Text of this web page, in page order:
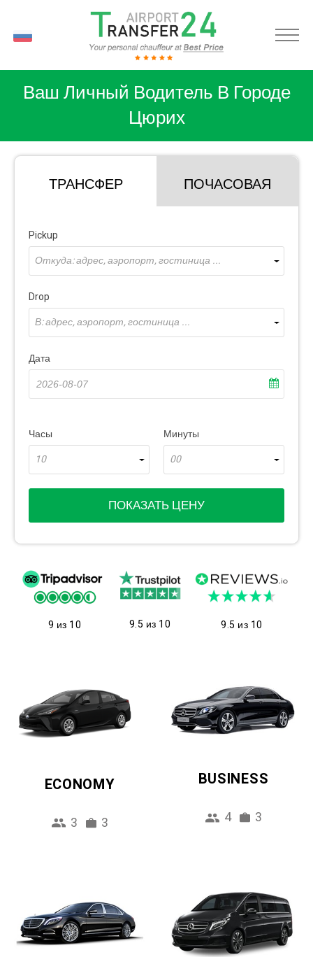
Ваш Личный Водитель В Городе
Цюрих
ТРАНСФЕР ПОЧАСОВАЯ
Pickup
Откуда: адрес, аэропорт, гостиница ...
Drop
В: адрес, аэропорт, гостиница ...
Дата
Часы
10
Минуты
00
ПОКАЗАТЬ ЦЕНУ
9 из 10 9.5 из 10 9.5 из 10
ECONOMY
3 3
BUSINESS
4 3